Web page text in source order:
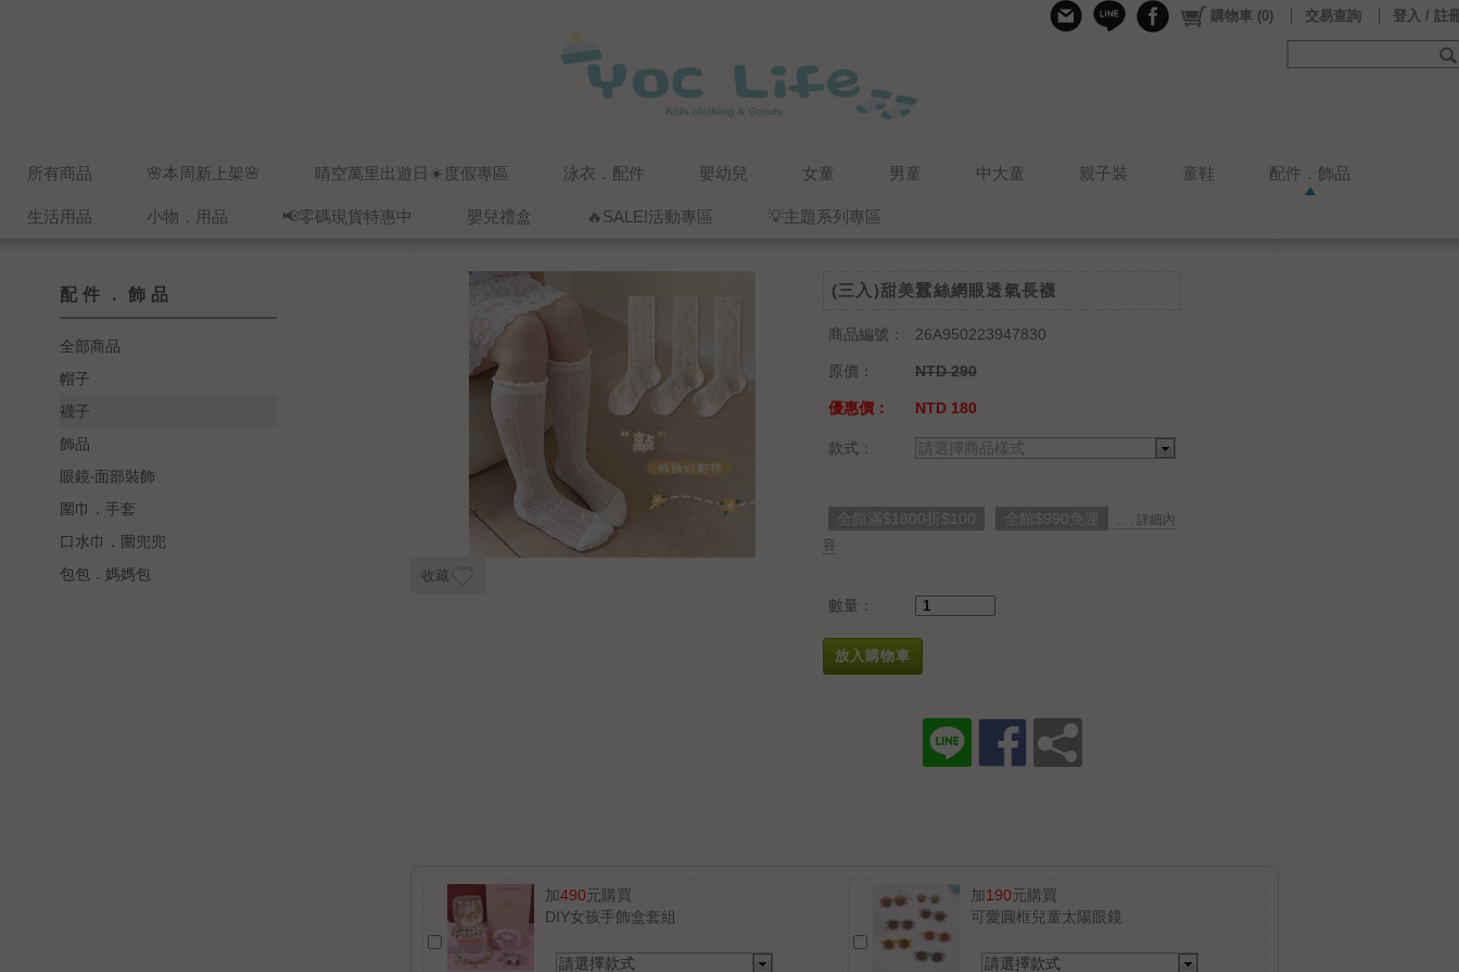
所有商品 🌸本周新上架🌸 晴空萬里出遊日☀️度假專區 泳衣．配件 嬰幼兒 女童 男童 中大童 親子裝 童鞋 配件．飾品
生活用品 小物．用品 📢零碼現貨特惠中 嬰兒禮盒 🔥SALE!活動專區 💡主題系列專區
購物車 (0) 交易查詢 登入 / 註
配件．飾品
全部商品
帽子
襪子
飾品
眼鏡‧面部裝飾
圍巾．手套
口水巾．圍兜兜
包包．媽媽包
收藏
(三入)甜美蠶絲網眼透氣長襪
商品編號： 26A950223947830
原價： NTD 290
優惠價： NTD 180
款式： 請選擇商品樣式
全館滿$1800折$100 全館$990免運
. . . 詳細內
容
數量：
放入購物車
加490元購買
DIY女孩手飾盒套組
請選擇款式
加190元購買
可愛圓框兒童太陽眼鏡
請選擇款式